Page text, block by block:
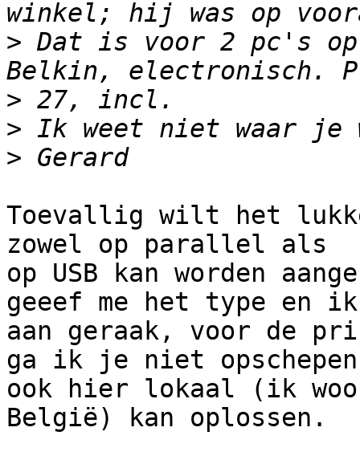
> Dat is voor 2 pc's
>
>
>
Toevallig wilt het
zowel op parallel als
op USB kan worden
geeef me het type en
aan geraak, voor de
ga ik je niet
ook hier lokaal (ik
België) kan oplossen.